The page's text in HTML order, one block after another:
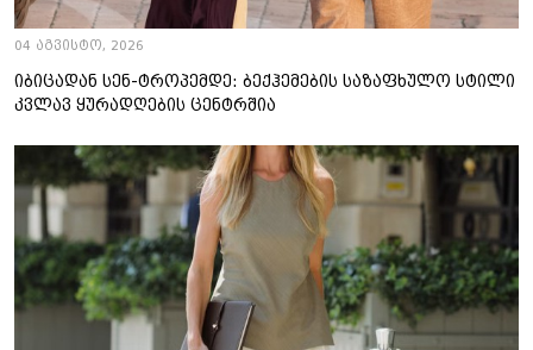
04 აგვისტო, 2026
იბიცადან სენ-ტროპემდე: ბექჰემების საზაფხულო სტილი
კვლავ ყურადღების ცენტრშია